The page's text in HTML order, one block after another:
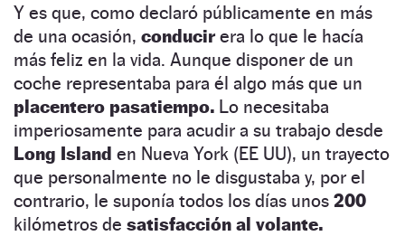
Y es que, como declaró públicamente en más
de una ocasión, conducirera lo que le hacía
más feliz en la vida. Aunque disponer de un
coche representaba para él algo más que un
placentero pasatiempo. Lo necesitaba
imperiosamente para acudir a su trabajo desde
Long Island en Nueva York (EE UU), un trayecto
que personalmente no le disgustaba y, por el
contrario, le suponía todos los días unos 200
kilómetros de satisfacción al volante.